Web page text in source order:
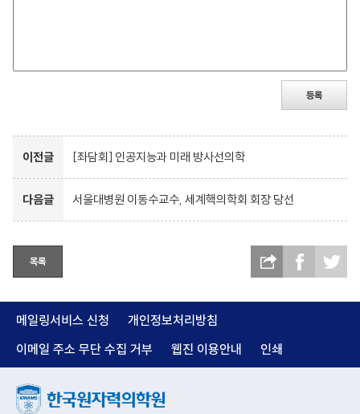
등록
이전글 [좌담회] 인공지능과 미래 방사선의학
다음글 서울대병원 이동수교수, 세계핵의학회 회장 당선
목록
메일링서비스 신청
개인정보처리방침
이메일 주소 무단 수집 거부
웹진 이용안내 인쇄